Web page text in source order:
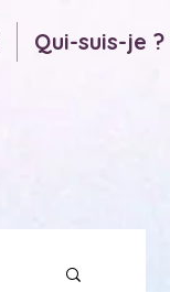
Qui-suis-je ?